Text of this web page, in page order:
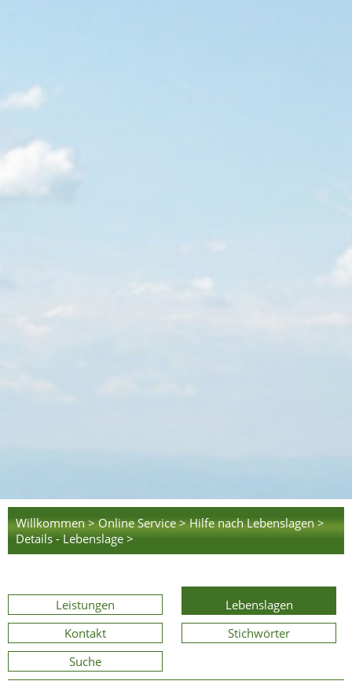
Willkommen > Online Service > Hilfe nach Lebenslagen >
Details - Lebenslage >
Leistungen
Lebenslagen
Kontakt
Stichwörter
Suche